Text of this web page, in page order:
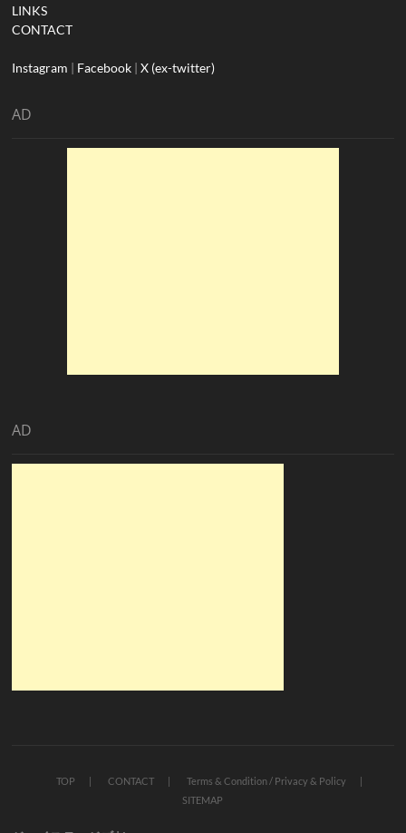
LINKS
CONTACT
Instagram | Facebook |X (ex-twitter)
AD
AD
TOP CONTACT
Terms & Condition / Privacy & Policy
SITEMAP